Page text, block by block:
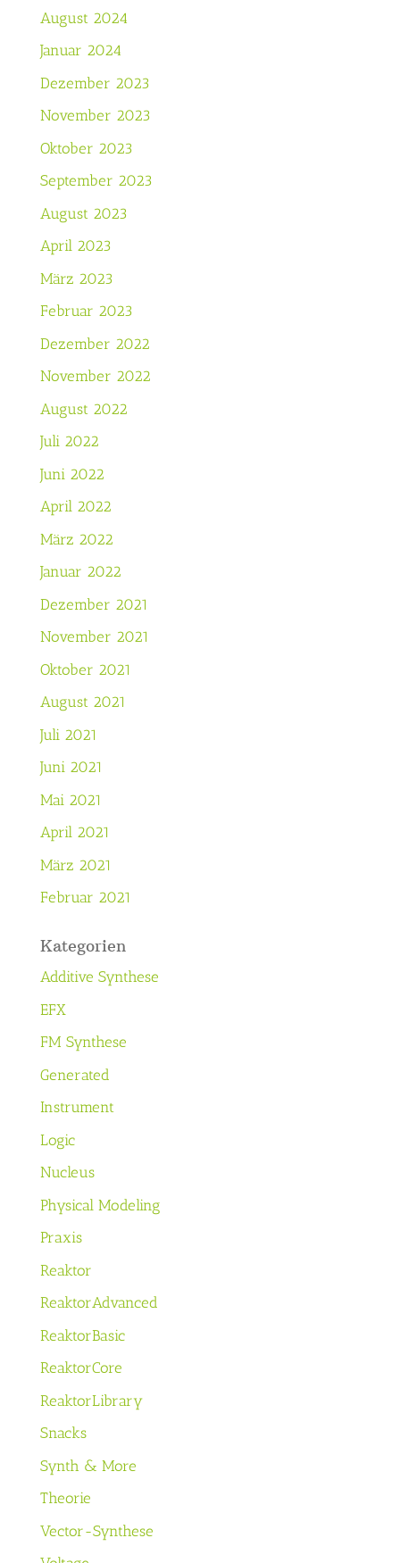
August 2024
Januar 2024
Dezember 2023
November 2023
Oktober 2023
September 2023
August 2023
April 2023
März 2023
Februar 2023
Dezember 2022
November 2022
August 2022
Juli 2022
Juni 2022
April 2022
März 2022
Januar 2022
Dezember 2021
November 2021
Oktober 2021
August 2021
Juli 2021
Juni 2021
Mai 2021
April 2021
März 2021
Februar 2021
Kategorien
Additive Synthese
EFX
FM Synthese
Generated
Instrument
Logic
Nucleus
Physical Modeling
Praxis
Reaktor
ReaktorAdvanced
ReaktorBasic
ReaktorCore
ReaktorLibrary
Snacks
Synth & More
Theorie
Vector-Synthese